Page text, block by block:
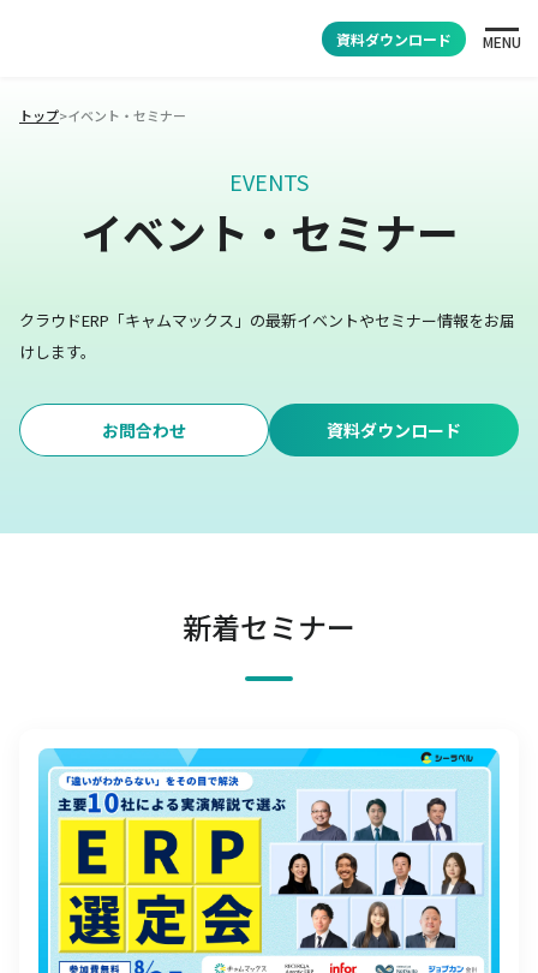
資料ダウンロード MENU
トップ>イベント・セミナー
EVENTS
イベント・セミナー
クラウドERP「キャムマックス」の最新イベントやセミナー情報をお届
けします。
お問合わせ 資料ダウンロード
新着セミナー